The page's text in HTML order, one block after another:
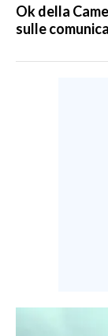
Ok della
sulle